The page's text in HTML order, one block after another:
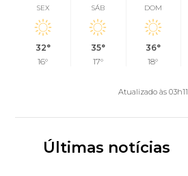
SEX
32°
16°
SÁB
35°
17°
DOM
36°
18°
Atualizado às 03h11
Últimas notícias